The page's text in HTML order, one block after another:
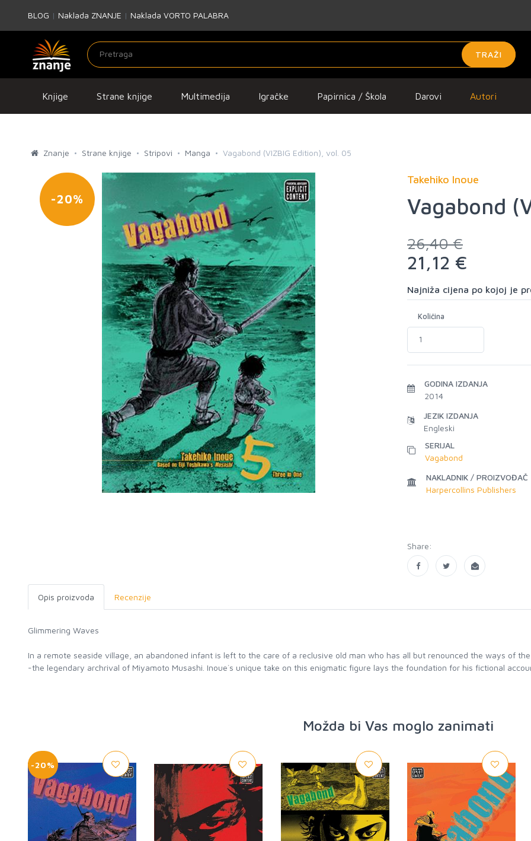
BLOG | Naklada ZNANJE | Naklada VORTO PALABRA
TRAŽI
Knjige Strane knjige Multimedija Igračke Papirnica / Škola Darovi Autori
Znanje Strane knjige Stripovi Manga Vagabond (VIZBIG Edition), vol. 05
-20%
Takehiko Inoue
Vagabond
26,40 €
21,12 €
Najniža cijena po kojoj je
Količina
GODINA IZDANJA
2014
JEZIK IZDANJA
Engleski
SERIJAL
Vagabond
NAKLADNIK / PROIZVOĐAČ
Harpercollins Publishers
Share:
Opis proizvoda Recenzije
Glimmering Waves
In a remote seaside village, an abandoned infant is left to the care of a reclusive old man who has all but renounced the ways of
-the legendary archrival of Miyamoto Musashi. Inoue`s unique take on this enigmatic figure lays the foundation for his fictional
Možda bi Vas moglo zanimati
-20%